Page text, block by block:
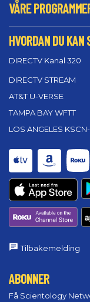
VÅRE
HVORDAN DU KAN
DIRECTV Kanal 320
DIRECTV STREAM
AT&T U-VERSE
TAMPA BAY WFTT
LOS ANGELES
Tilbakemelding
ABONNER
Få Scientology